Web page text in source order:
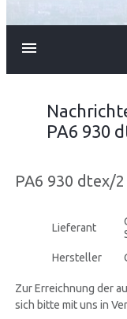
PA6 930
PA6 930 dtex/
Lieferant
Hersteller
Zur Erreichnung der
sich bitte mit uns in